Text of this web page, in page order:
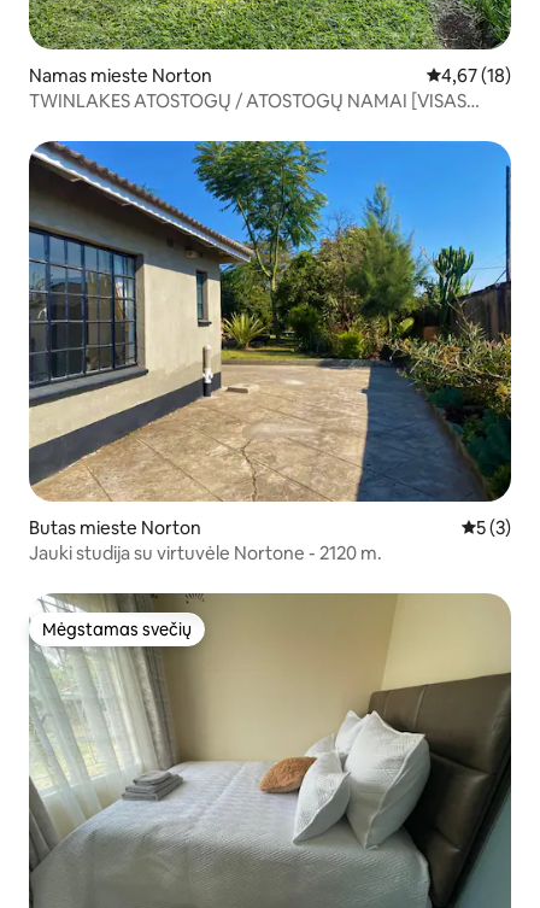
Namas mieste Norton Vidutinis
4,67 (18)
TWINLAKES ATOSTOGŲ / ATOSTOGŲ NAMAI [VISAS
Butas mieste Norton Vidutinis
5 (3)
Jauki studija su virtuvėle Nortone - 2120 m.
Mėgstamas svečių
Mėgstamas svečių